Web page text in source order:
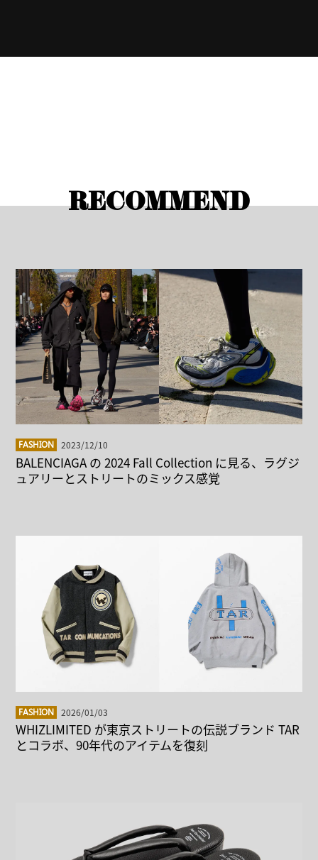
RECOMMEND
FASHION 2023/12/10
BALENCIAGA の 2024 Fall Collection に見る、ラグジ
ュアリーとストリートのミックス感覚
FASHION 2026/01/03
WHIZLIMITED が東京ストリートの伝説ブランド TAR
とコラボ、90年代のアイテムを復刻